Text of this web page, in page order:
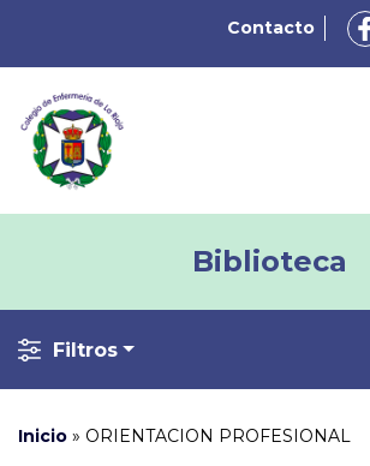
Contacto
Biblioteca
Filtros
Inicio » ORIENTACION PROFESIONAL